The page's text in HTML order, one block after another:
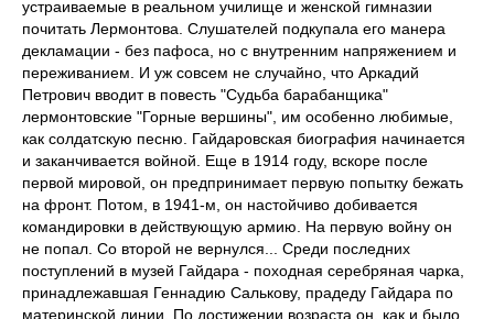
устраиваемые в реальном училище и женской гимназии
почитать Лермонтова. Слушателей подкупала его манера
декламации - без пафоса, но с внутренним напряжением и
переживанием. И уж совсем не случайно, что Аркадий
Петрович вводит в повесть "Судьба барабанщика"
лермонтовские "Горные вершины", им особенно любимые,
как солдатскую песню. Гайдаровская биография начинается
и заканчивается войной. Еще в 1914 году, вскоре после
первой мировой, он предпринимает первую попытку бежать
на фронт. Потом, в 1941-м, он настойчиво добивается
командировки в действующую армию. На первую войну он
не попал. Со второй не вернулся... Среди последних
поступлений в музей Гайдара - походная серебряная чарка,
принадлежавшая Геннадию Салькову, прадеду Гайдара по
материнской линии. По достижении возраста он, как и было